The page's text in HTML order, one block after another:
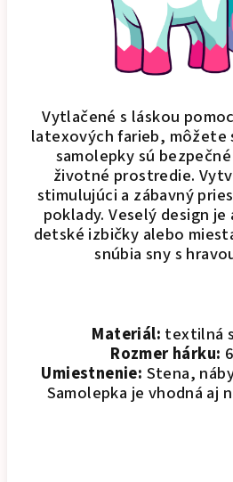
Vytlačené s láskou
latexových farieb,
samolepky sú
životné prostredie.
stimulujúci a zábavný
poklady. Veselý design
detské izbičky alebo
snúbia sny s
Materiál: textilná
Rozmer hárku:
Umiestnenie: Stena,
Samolepka je vhodná aj